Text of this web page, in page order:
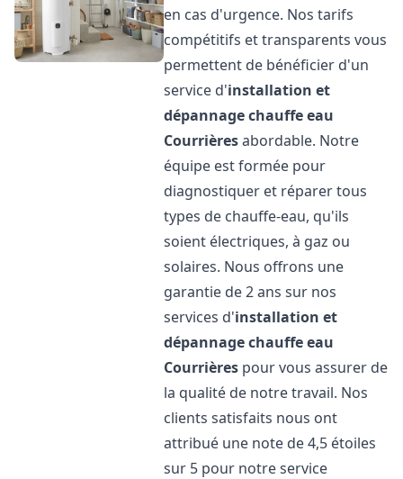
en cas d'urgence. Nos tarifs
compétitifs et transparents vous
permettent de bénéficier d'un
service d'installation et
dépannage chauffe eau
Courrièresabordable. Notre
équipe est formée pour
diagnostiquer et réparer tous
types de chauffe-eau, qu'ils
soient électriques, à gaz ou
solaires. Nous offrons une
garantie de 2 ans sur nos
services d'installation et
dépannage chauffe eau
Courrières pour vous assurer de
la qualité de notre travail. Nos
clients satisfaits nous ont
attribué une note de 4,5 étoiles
sur 5 pour notre service